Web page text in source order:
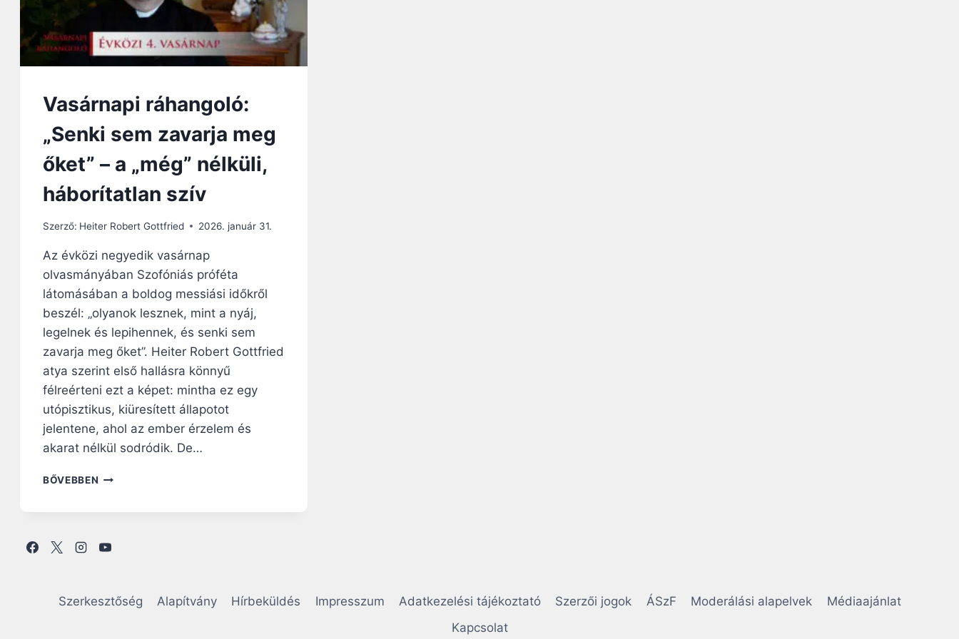
Vasárnapi ráhangoló:
„Senki sem zavarja meg
őket” – a „még” nélküli,
háborítatlan szív
Szerző: Heiter Robert Gottfried 2026. január 31.
Az évközi negyedik vasárnap
olvasmányában Szofóniás próféta
látomásában a boldog messiási időkről
beszél: „olyanok lesznek, mint a nyáj,
legelnek és lepihennek, és senki sem
zavarja meg őket”. Heiter Robert Gottfried
atya szerint első hallásra könnyű
félreérteni ezt a képet: mintha ez egy
utópisztikus, kiüresített állapotot
jelentene, ahol az ember érzelem és
akarat nélkül sodródik. De…
BŐVEBBEN
N
I
Szerkesztőség Alapítvány Hírbeküldés Impresszum Adatkezelési tájékoztató Szerzői jogok ÁSzF Moderálási alapelvek
Médiaajánlat
Kapcsolat